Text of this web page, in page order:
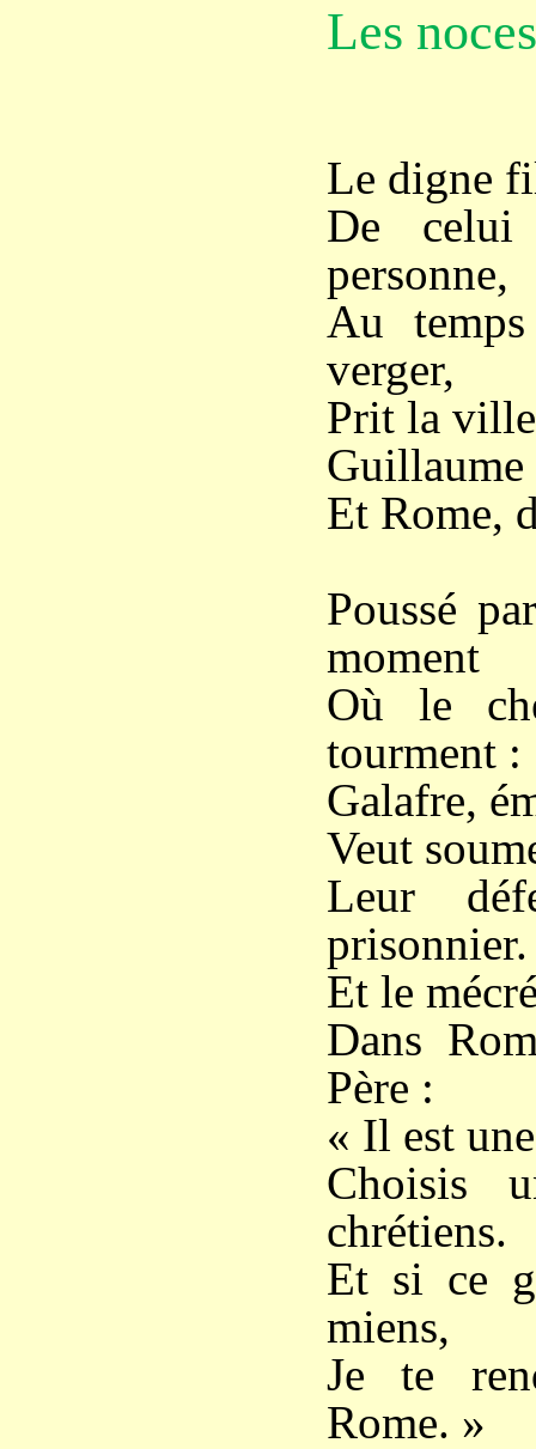
Les
Le digne
De celui
personne,
Au
verger,
Prit la
Guillaume
Et Rome,
Poussé
moment
Où le
tourment :
Galafre,
Veut
Leur
prisonnier.
Et le
Dans
Père :
« Il est
Choisis
chrétiens.
Et si ce
miens,
Je te
Rome. »